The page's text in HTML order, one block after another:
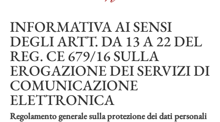
INFORMATIVA AI SENSI
DEGLI ARTT. DA 13 A 22 DEL
REG. CE 679/16 SULLA
EROGAZIONE DEI SERVIZI DI
COMUNICAZIONE
ELETTRONICA
Regolamento generale sulla protezione dei dati personali